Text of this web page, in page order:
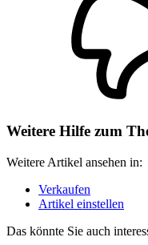
Weitere Hilfe zum
Weitere Artikel ansehen in:
Verkaufen
Artikel einstellen
Das könnte Sie auch